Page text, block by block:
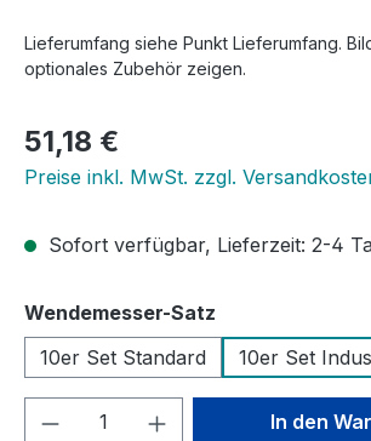
Lieferumfang siehe Punkt Lieferumfang.
optionales Zubehör zeigen.
Regulärer Preis:
51,18 €
Preise inkl. MwSt. zzgl.
Sofort verfügbar, Lieferzeit: 2-4
Wendemesser-Satz
10er Set Standard
10er Set
Produkt Anzahl: Gib den
In den